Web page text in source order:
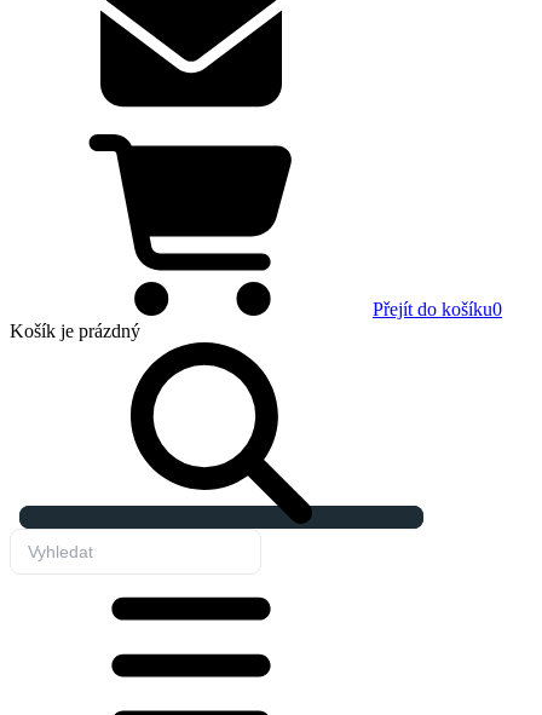
Přejít do košíku0
Košík je prázdný